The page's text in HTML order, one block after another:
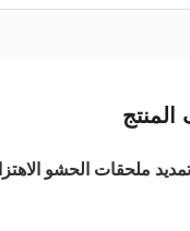
ملحقات الحشو